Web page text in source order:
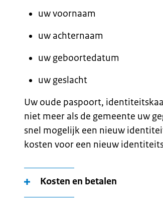
uw voornaam
uw achternaam
uw geboortedatum
uw geslacht
Uw oude paspoort,
niet meer als de gemeente uw
snel mogelijk een nieuw
kosten voor een nieuw
Kosten en betalen